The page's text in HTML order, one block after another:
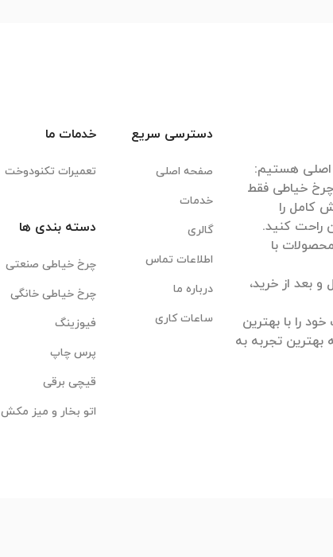
خیاطی فقط
کامل را
با
بعد از خرید،
را با بهترین
بهترین تجربه به
دسترسی سریع
صفحه اصلی
خدمات
گالری
اطلاعات تماس
درباره ما
ساعات کاری
خدمات ما
تعمیرات تکنودوخت
دسته بندی ها
چرخ خیاطی صنعتی
چرخ خیاطی خانگی
فیوزینگ
پرس چاپ
قیچی برقی
اتو بخار و میز مکش